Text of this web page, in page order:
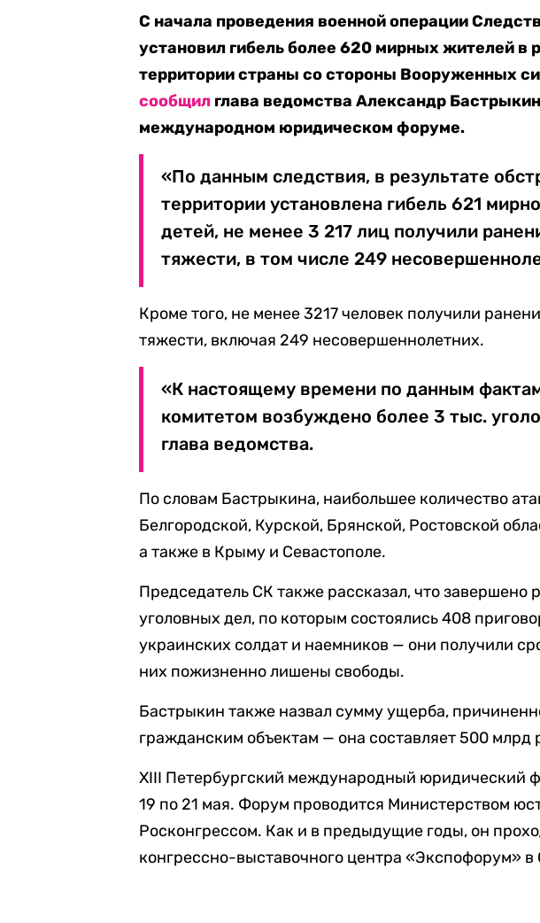
С начала проведения военной операции
установил гибель более 620 мирных жителей в
территории страны со стороны Вооруженных
сообщил глава ведомства Александр
международном юридическом форуме.
«По данным следствия, в результате
территории установлена гибель 621
детей, не менее 3 217 лиц получили
тяжести, в том числе 249
Кроме того, не менее 3217 человек получили
тяжести, включая 249 несовершеннолетних.
«К настоящему времени по данным
комитетом возбуждено более 3 тыс.
глава ведомства.
По словам Бастрыкина, наибольшее количество
Белгородской, Курской, Брянской, Ростовской
а также в Крыму и Севастополе.
Председатель СК также рассказал, что завершено
уголовных дел, по которым состоялись 408
украинских солдат и наемников — они получили
них пожизненно лишены свободы.
Бастрыкин также назвал сумму ущерба,
гражданским объектам — она составляет 500 млрд
XIII Петербургский международный юридический
19 по 21 мая. Форум проводится Министерством
Росконгрессом. Как и в предыдущие годы, он
конгрессно-выставочного центра «Экспофорум»